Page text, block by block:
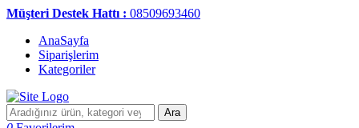
Müşteri Destek Hattı : 08509693460
AnaSayfa
Siparişlerim
Kategoriler
Ara